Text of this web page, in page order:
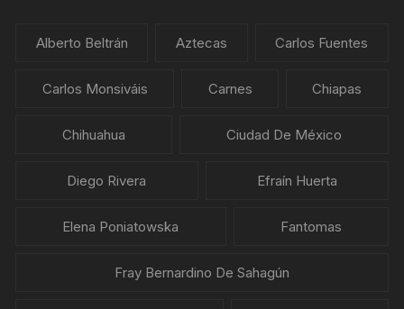
Alberto Beltrán Aztecas Carlos Fuentes
Carlos Monsiváis Carnes Chiapas
Chihuahua Ciudad De México
Diego Rivera Efraín Huerta
Elena Poniatowska Fantomas
Fray Bernardino De Sahagún